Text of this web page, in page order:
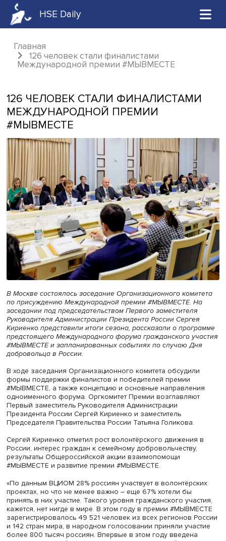
HSE Daily
Главная
126 человек стали финалистами
126 ЧЕЛОВЕК СТАЛИ
МЕЖДУНАРОДНОЙ ПРЕМИИ
#МЫВМЕСТЕ
В Москве состоялось заседание Организационного
по присуждению Международной премии #МЫВМЕСТЕ.
заседании под председательством Первого
Руководителя Администрации Президента России
Кириенко представили итоги сезона, рассказали о
предстоящего Международного форума гражданского
#МЫВМЕСТЕ и запланированных событиях по случаю
добровольца в России.
В ходе заседания Организационного комитета
формы поддержки финалистов и победителей премии
#МЫВМЕСТЕ, а также концепцию и основные
одноименного форума. Оргкомитет Премии
Первый заместитель Руководителя Администрации
Председателя Правительства России Татьяна Голикова.
Сергей Кириенко отметил рост волонтёрского
России, интерес граждан к семейному
результаты Общероссийской акции взаимопомощи
#МЫВМЕСТЕ и развитие премии #МЫВМЕСТЕ.